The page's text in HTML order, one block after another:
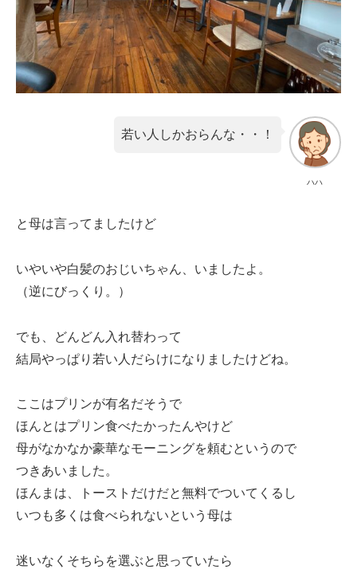
ハハ
若い人しかおらんな・・！
と母は言ってましたけど
いやいや白髪のおじいちゃん、いましたよ。
（逆にびっくり。）
でも、どんどん入れ替わって
結局やっぱり若い人だらけになりましたけどね。
ここはプリンが有名だそうで
ほんとはプリン食べたかったんやけど
母がなかなか豪華なモーニングを頼むというので
つきあいました。
ほんまは、トーストだけだと無料でついてくるし
いつも多くは食べられないという母は
迷いなくそちらを選ぶと思っていたら